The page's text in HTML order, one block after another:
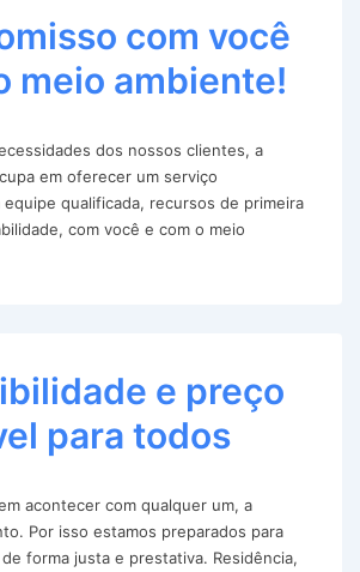
com você
meio ambiente!
dos nossos clientes, a
em oferecer um serviço
qualificada, recursos de primeira
com você e com o meio
e preço
para todos
acontecer com qualquer um, a
Por isso estamos preparados para
forma justa e prestativa. Residência,